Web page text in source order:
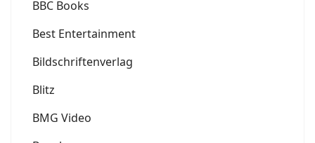
BBC Books
Best Entertainment
Bildschriftenverlag
Blitz
BMG Video